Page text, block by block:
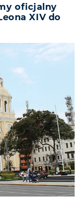
oficjalny
XIV do